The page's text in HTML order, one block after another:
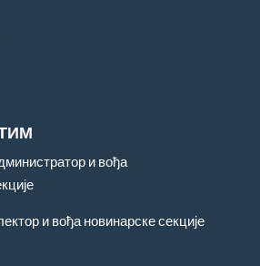
и вођа
и вођа новинарске секције